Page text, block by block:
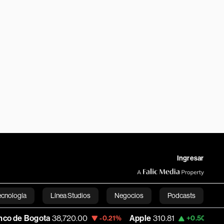
Ingresar
Línea Studios Negocios Podcasts
English
38,720.00 -0.21% Apple 310.81 +0.50% USD COP